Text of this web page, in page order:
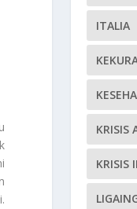
ITALIA
KRISIS
KRISIS